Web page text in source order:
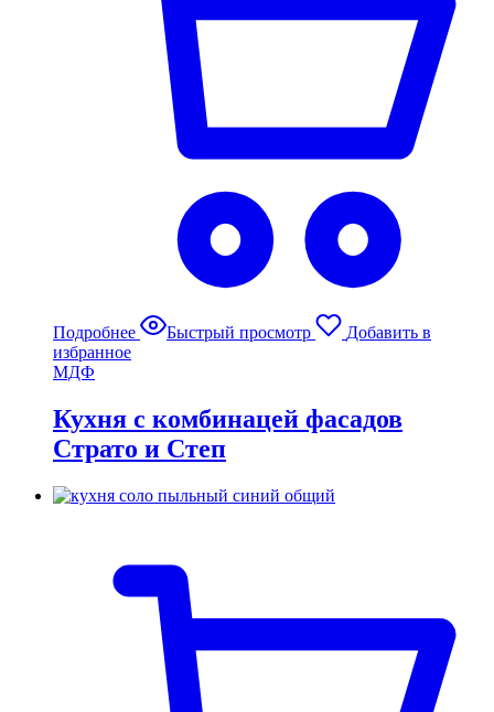
Подробнее Быстрый просмотр
Добавить в
избранное
МДФ
Кухня с комбинацей фасадов
Страто и Степ